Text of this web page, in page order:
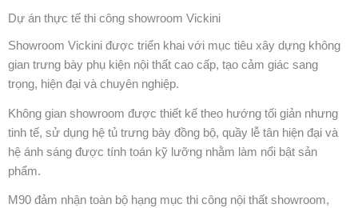
Dự án thực tế thi công showroom Vickini
Showroom Vickini được triển khai với mục tiêu xây dựng không
gian trưng bày phụ kiện nội thất cao cấp, tạo cảm giác sang
trọng, hiện đại và chuyên nghiệp.
Không gian showroom được thiết kế theo hướng tối giản nhưng
tinh tế, sử dụng hệ tủ trưng bày đồng bộ, quầy lễ tân hiện đại và
hệ ánh sáng được tính toán kỹ lưỡng nhằm làm nổi bật sản
phẩm.
M90 đảm nhận toàn bộ hạng mục thi công nội thất showroom,